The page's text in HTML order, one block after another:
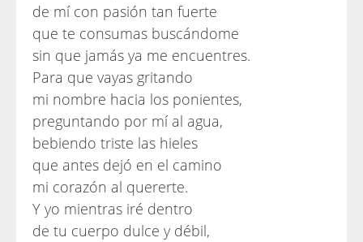
de mí con pasión tan fuerte
que te consumas buscándome
sin que jamás ya me encuentres.
Para que vayas gritando
mi nombre hacia los ponientes,
preguntando por mí al agua,
bebiendo triste las hieles
que antes dejó en el camino
mi corazón al quererte.
Y yo mientras iré dentro
de tu cuerpo dulce y débil,